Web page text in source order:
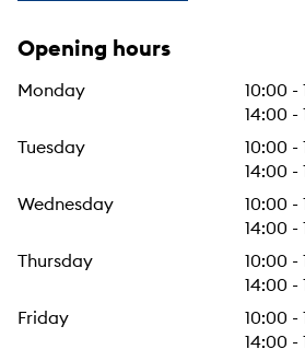
Opening hours
Monday
10:00 -
14:00 -
Tuesday
10:00 -
14:00 -
Wednesday
10:00 -
14:00 -
Thursday
10:00 -
14:00 -
Friday
10:00 -
14:00 -